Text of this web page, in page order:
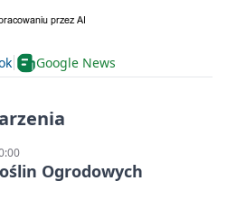
Google News
Ogrodowych